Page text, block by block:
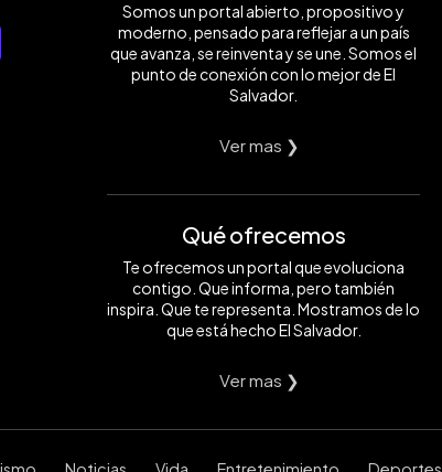
Somos un portal abierto, propositivo y
moderno, pensado para reflejar a un país
que avanza, se reinventa y se une. Somos el
punto de conexión con lo mejor de El
Salvador.
Ver mas ❯
Qué ofrecemos
Te ofrecemos un portal que evoluciona
contigo. Que informa, pero también
inspira. Que te representa. Mostramos de lo
que está hecho El Salvador.
Ver mas ❯